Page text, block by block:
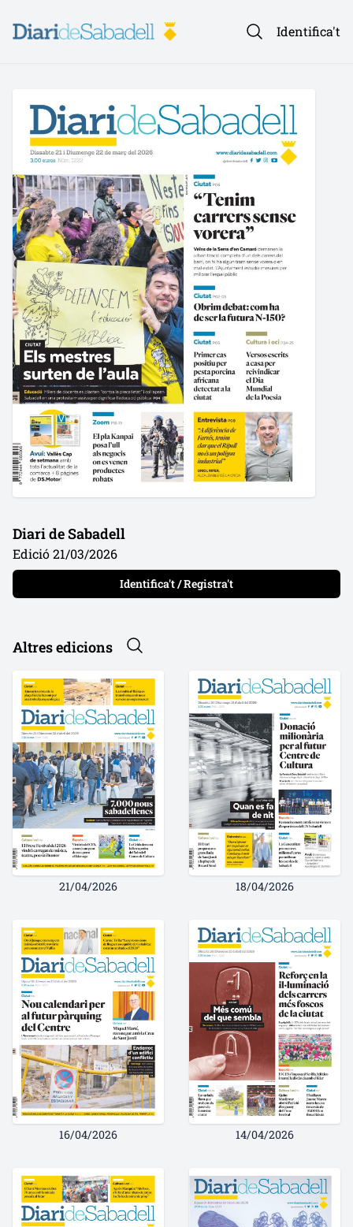
Identifica't
Diari de Sabadell
Edició 21/03/2026
Identifica't / Registra't
Altres edicions
21/04/2026 18/04/2026
16/04/2026 14/04/2026